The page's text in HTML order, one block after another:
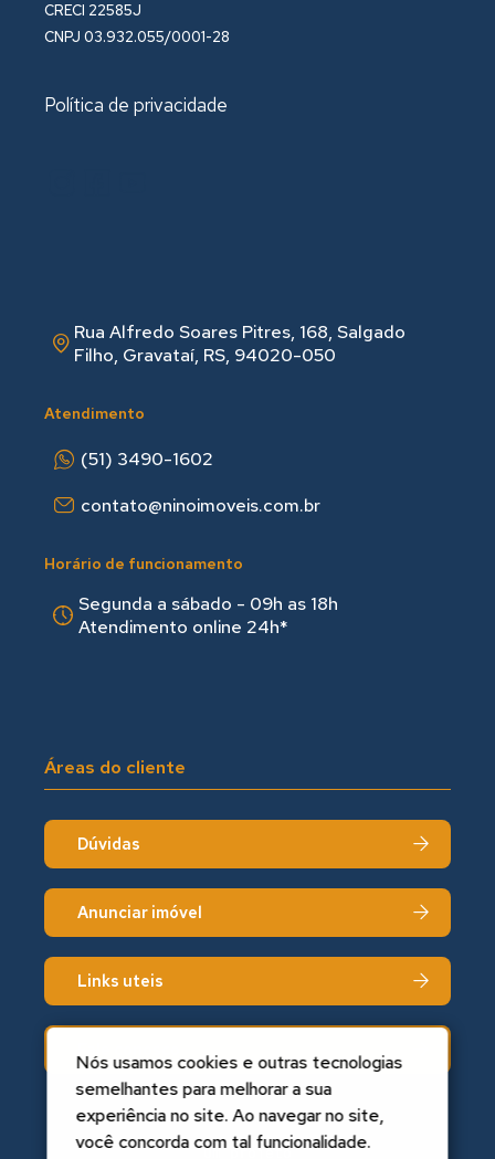
CRECI 22585J
CNPJ 03.932.055/0001-28
Política de privacidade
Rua Alfredo Soares Pitres, 168, Salgado
Filho, Gravataí, RS, 94020-050
Atendimento
(51) 3490-1602
contato@ninoimoveis.com.br
Horário de funcionamento
Segunda a sábado - 09h as 18hㅤㅤ
Atendimento online 24h*
Áreas do cliente
Dúvidas
Anunciar imóvel
Links uteis
Um projeto
Nós usamos cookies e outras tecnologias
semelhantes para melhorar a sua
experiência no site. Ao navegar no site,
você concorda com tal funcionalidade.